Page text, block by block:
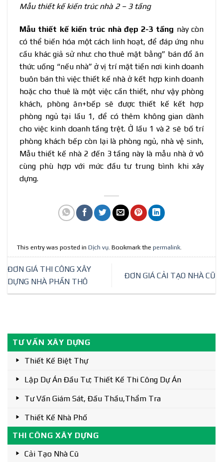
Mẫu thiết kế kiến trúc nhà 2 – 3 tầng
Mẫu thiết kế kiến trúc nhà đẹp 2-3 tầng này còn
có thể biến hóa một cách linh hoạt, để đáp ứng nhu
cầu khác giả sử như: cho thuê mặt bằng” bán đổ ăn
thức uống “nếu nhà” ở vị trí mặt tiền nơi kinh doanh
buôn bán thì việc thiết kế nhà ở kết hợp kinh doanh
hoặc cho thuê là một việc cần thiết, như vậy phòng
khách, phòng ăn+bếp sẽ được thiết kế kết hợp
phòng ngủ tại lầu 1, để có thêm không gian dành
cho việc kinh doanh tầng trệt. Ở lầu 1 và 2 sẽ bố trí
phòng khách bếp còn lại là phòng ngủ, nhà vệ sinh,
Mẫu thiết kế nhà 2 đến 3 tầng này là mẫu nhà ở vô
cùng phù hợp với mức đầu tư trung bình khi xây
dựng.
This entry was posted inDịch vụ. Bookmark thepermalink.
ĐƠN GIÁ THI CÔNG XÂY
DỰNG NHÀ PHẦN THÔ
ĐƠN GIÁ CẢI TẠO NHÀ CŨ
TƯ VẤN XÂY DỰNG
Thiết Kế Biệt Thự
Lập Dự Án Đầu Tư; Thiết Kế Thi Công Dự Án
Tư Vấn Giám Sát, Đấu Thầu,thẩm Tra
Thiết Kế Nhà Phố
THI CÔNG XÂY DỰNG
Cải Tạo Nhà Cũ